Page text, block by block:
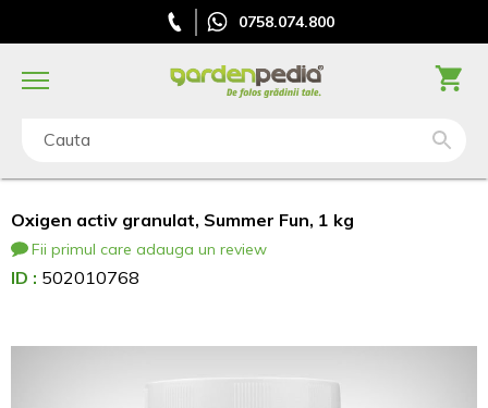
0758.074.800
Cauta
Oxigen activ granulat, Summer Fun, 1 kg
Fii primul care adauga un review
ID : 502010768